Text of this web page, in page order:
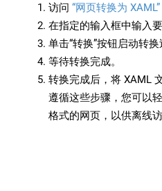
访问 “网页转换为 XAML”
在指定的输入框中输入
单击“转换”按钮启动转换
等待转换完成。
转换完成后，将 XAML
遵循这些步骤，您可以
格式的网页，以供离线